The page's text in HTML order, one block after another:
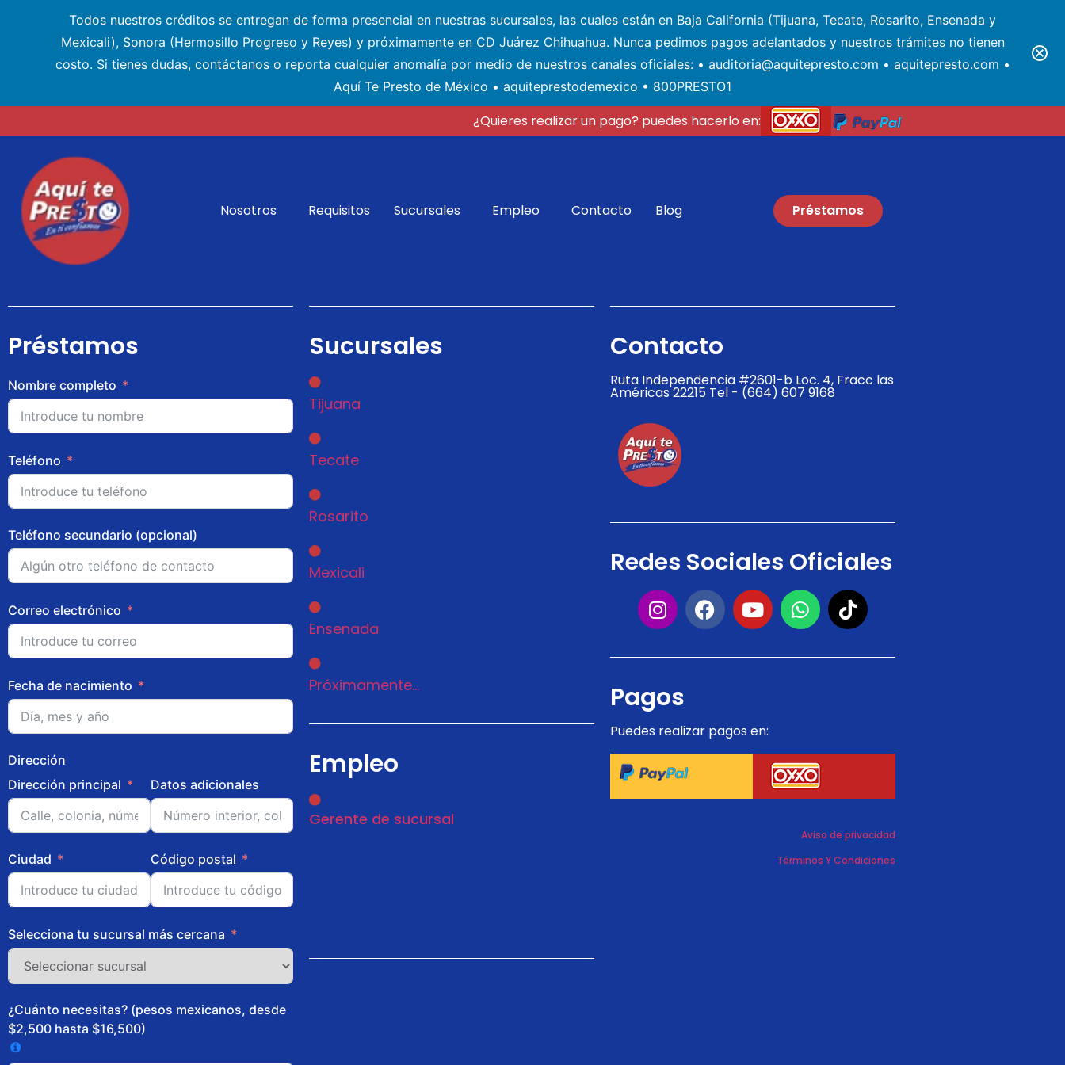
Todos nuestros créditos se entregan de forma presencial en nuestras sucursales, las cuales están en Baja California (Tijuana, Tecate, Rosarito, Ensenada y
Mexicali), Sonora (Hermosillo Progreso y Reyes) y próximamente en CD Juárez Chihuahua. Nunca pedimos pagos adelantados y nuestros trámites no tienen
costo. Si tienes dudas, contáctanos o reporta cualquier anomalía por medio de nuestros canales oficiales: • auditoria@aquitepresto.com • aquitepresto.com •
Aquí Te Presto de México • aquiteprestodemexico • 800PRESTO1
¿Quieres realizar un pago? puedes hacerlo en:
Nosotros Requisitos Sucursales Empleo Contacto Blog Préstamos
Préstamos
Nombre completo
Teléfono
Teléfono secundario (opcional)
Correo electrónico
Fecha de nacimiento
Dirección
Dirección principal
Datos adicionales
Ciudad Código postal
Selecciona tu sucursal más cercana
¿Cuánto necesitas? (pesos mexicanos, desde
$2,500 hasta $16,500)
Sucursales
Tijuana
Tecate
Rosarito
Mexicali
Ensenada
Próximamente...
Empleo
Gerente de sucursal
Contacto
Ruta Independencia #2601-b Loc. 4, Fracc las
Américas 22215 Tel - (664) 607 9168
Redes Sociales Oficiales
Pagos
Puedes realizar pagos en:
Aviso de privacidad
Términos Y Condiciones